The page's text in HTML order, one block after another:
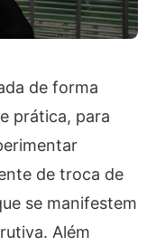
de forma
prática, para
de troca de
se manifestem
Além